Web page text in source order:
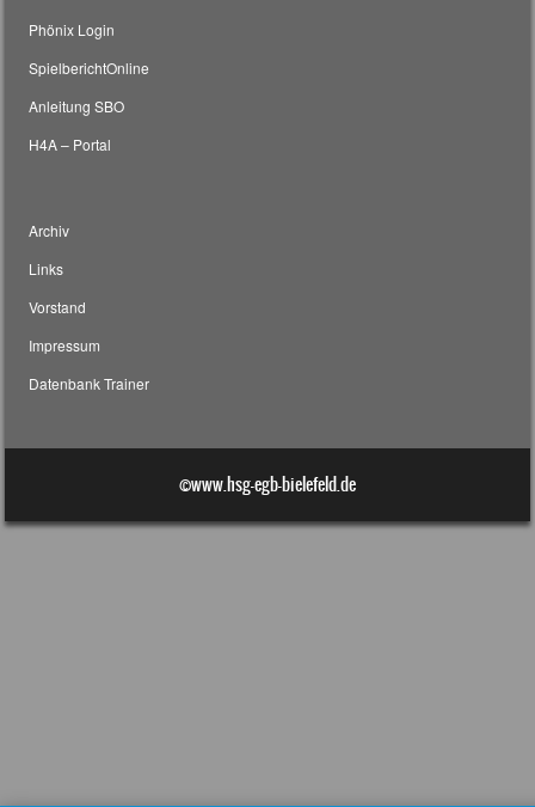
Phönix Login
SpielberichtOnline
Anleitung SBO
H4A – Portal
Archiv
Links
Vorstand
Impressum
Datenbank Trainer
©www.hsg-egb-bielefeld.de